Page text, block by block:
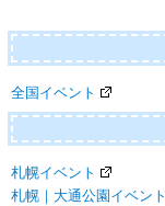
ゲ
ー
シ
ョ
ン
全国イベント
札幌イベント
札幌｜大通公園イベント